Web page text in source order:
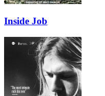
Inside Job